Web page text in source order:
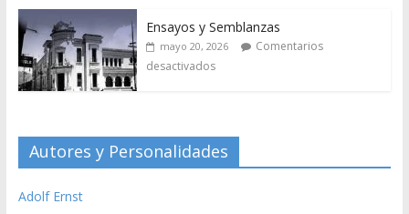
Ensayos y Semblanzas
mayo 20, 2026
Comentarios
desactivados
Autores y Personalidades
Adolf Ernst